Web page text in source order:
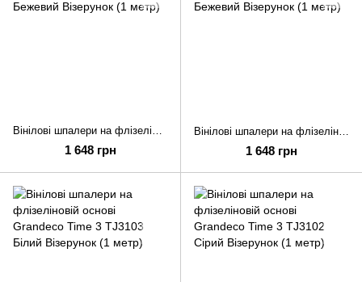
1 648 грн 1 648 грн